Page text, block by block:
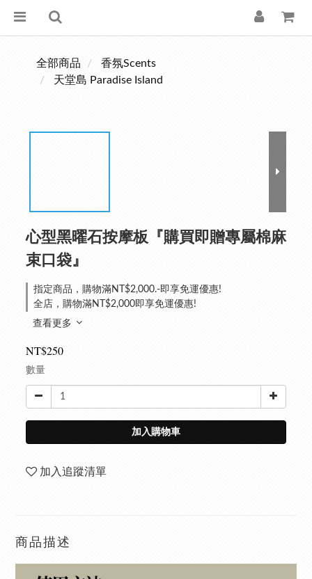
全部商品
香氛Scents
天堂島 Paradise Island
心型黑曜石按摩板『購買即贈專屬棉麻
束口袋』
指定商品，購物滿NT$2,000.-即享免運優惠!
全店，購物滿NT$2,000即享免運優惠!
查看更多
NT$250
數量
加入購物車
加入追蹤清單
商品描述